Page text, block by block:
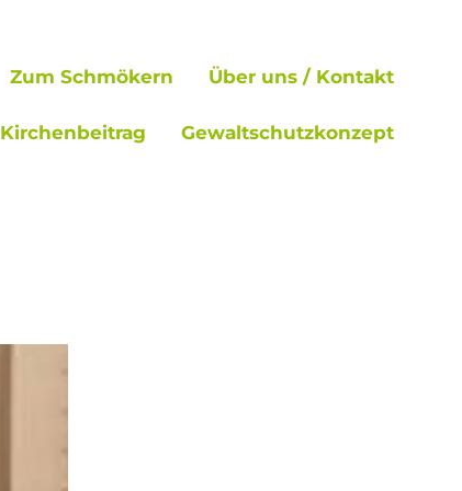
Zum Schmökern Über uns / Kontakt
Kirchenbeitrag Gewaltschutzkonzept